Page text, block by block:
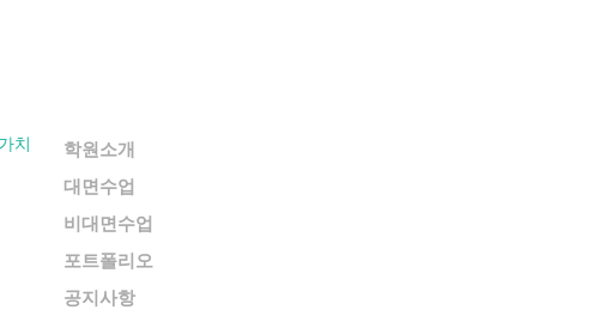
학원소개
대면수업
비대면수업
포트폴리오
공지사항